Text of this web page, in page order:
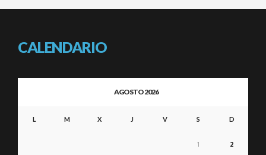
CALENDARIO
AGOSTO 2026
L M X J V S D
1 2